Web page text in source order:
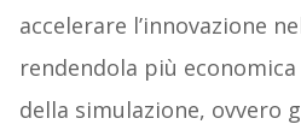
accelerare l’innovazione
rendendola più
della simulazione, ovvero